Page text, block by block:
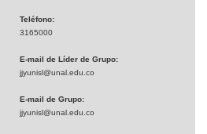
Teléfono:
3165000
E-mail de Líder de Grupo:
jjyunisl@unal.edu.co
E-mail de Grupo:
jjyunisl@unal.edu.co